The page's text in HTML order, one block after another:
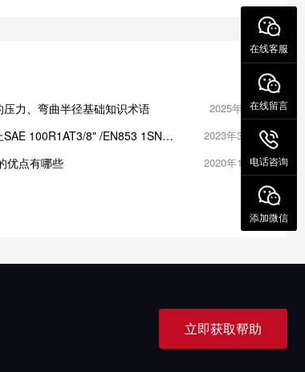
力、弯曲半径基础知识术语 2025年3月7日
100R1AT3/8" /EN853 1SN
2023年3月15日
优点有哪些 2020年12月8日
立即获取帮助
在线客服
在线留言
电话咨询
添加微信